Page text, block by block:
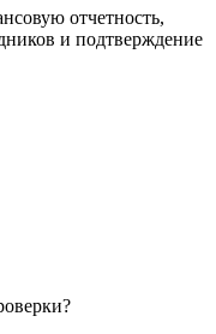
отчетность,
и подтверждение